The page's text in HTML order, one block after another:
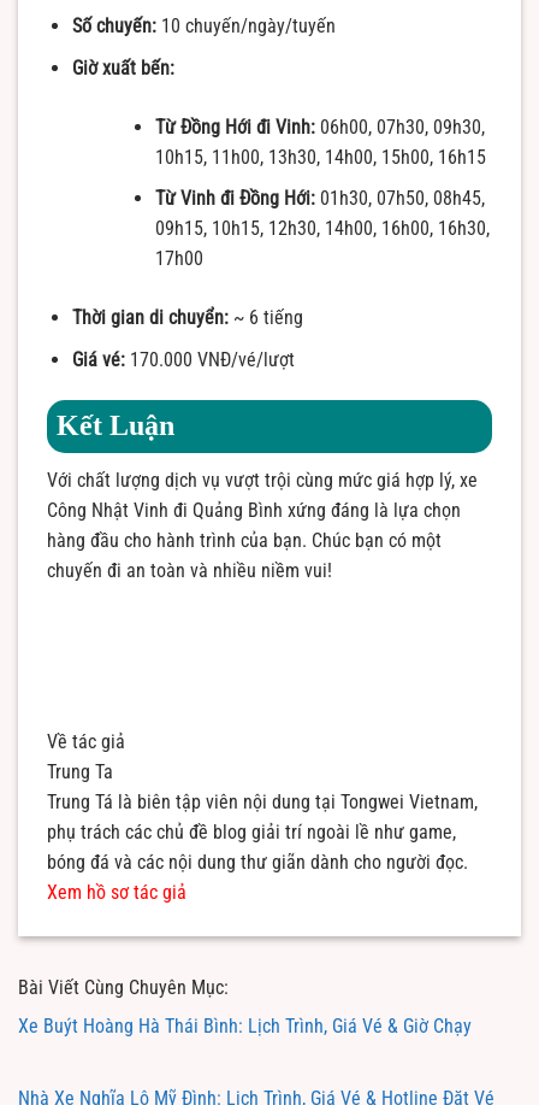
Số chuyến:10 chuyến/ngày/tuyến
Giờ xuất bến:
Từ Đồng Hới đi Vinh:06h00, 07h30, 09h30,
10h15, 11h00, 13h30, 14h00, 15h00, 16h15
Từ Vinh đi Đồng Hới:01h30, 07h50, 08h45,
09h15, 10h15, 12h30, 14h00, 16h00, 16h30,
17h00
Thời gian di chuyển:~ 6 tiếng
Giá vé:170.000 VNĐ/vé/lượt
Kết Luận
Với chất lượng dịch vụ vượt trội cùng mức giá hợp lý, xe
Công Nhật Vinh đi Quảng Bình xứng đáng là lựa chọn
hàng đầu cho hành trình của bạn. Chúc bạn có một
chuyến đi an toàn và nhiều niềm vui!
Về tác giả
Trung Ta
Trung Tá là biên tập viên nội dung tại Tongwei Vietnam,
phụ trách các chủ đề blog giải trí ngoài lề như game,
bóng đá và các nội dung thư giãn dành cho người đọc.
Xem hồ sơ tác giả
Bài Viết Cùng Chuyên Mục:
Xe Buýt Hoàng Hà Thái Bình: Lịch Trình, Giá Vé & Giờ Chạy
Nhà Xe Nghĩa Lộ Mỹ Đình: Lịch Trình, Giá Vé & Hotline Đặt Vé